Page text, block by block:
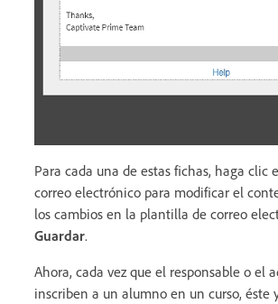
Para cada una de estas fichas, haga clic
correo electrónico para modificar el
los cambios en la plantilla de correo
Guardar.
Ahora, cada vez que el responsable o el
inscriben a un alumno en un curso, éste